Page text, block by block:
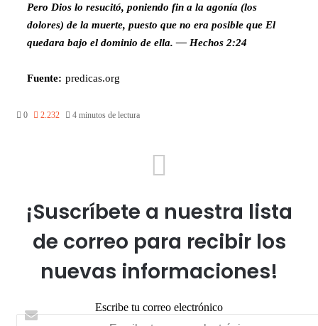
Pero Dios lo resucitó, poniendo fin a la agonía (los
dolores) de la muerte, puesto que no era posible que El
quedara bajo el dominio de ella. — Hechos 2:24
Fuente: predicas.org
0 2.232 4 minutos de lectura
¡Suscríbete a nuestra lista
de correo para recibir los
nuevas informaciones!
Escribe tu correo electrónico